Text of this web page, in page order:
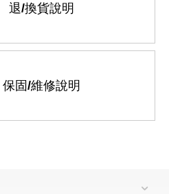
退/換貨說明
保固/維修說明